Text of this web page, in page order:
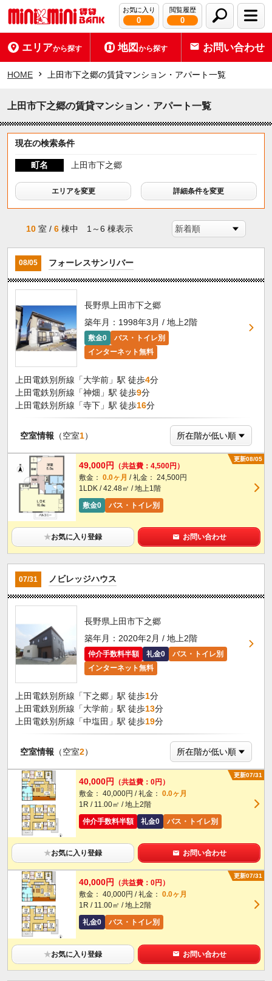
お気に入り
0
閲覧履歴
0
エリアから探す 地図から探す お問い合わせ
HOME 上田市下之郷の賃貸マンション・アパート一覧
上田市下之郷の賃貸マンション・アパート一覧
現在の検索条件
町名 上田市下之郷
エリアを変更 詳細条件を変更
10 室 /6 棟中 1～6 棟表示
08/05 フォーレスサンリバー
長野県上田市下之郷
築年月：1998年3月 / 地上2階
敷金0
バス・トイレ別
インターネット無料
上田電鉄別所線「大学前」駅 徒歩4分
上田電鉄別所線「神畑」駅 徒歩9分
上田電鉄別所線「寺下」駅 徒歩16分
空室情報 （空室1）
更新08/05
49,000円
（共益費：4,500円）
敷金： 0.0ヶ月 / 礼金： 24,500円
1LDK / 42.48㎡ / 地上1階
敷金0
バス・トイレ別
★お気に入り登録 お問い合わせ
07/31 ノビレッジハウス
長野県上田市下之郷
築年月：2020年2月 / 地上2階
仲介手数料半額 礼金0
バス・トイレ別
インターネット無料
上田電鉄別所線「下之郷」駅 徒歩1分
上田電鉄別所線「大学前」駅 徒歩13分
上田電鉄別所線「中塩田」駅 徒歩19分
空室情報 （空室2）
更新07/31
40,000円
（共益費：0円）
敷金： 40,000円 / 礼金： 0.0ヶ月
1R / 11.00㎡ / 地上2階
仲介手数料半額
礼金0 バス・トイレ別
★お気に入り登録 お問い合わせ
更新07/31
40,000円
（共益費：0円）
敷金： 40,000円 / 礼金： 0.0ヶ月
1R / 11.00㎡ / 地上2階
礼金0
バス・トイレ別
★お気に入り登録 お問い合わせ